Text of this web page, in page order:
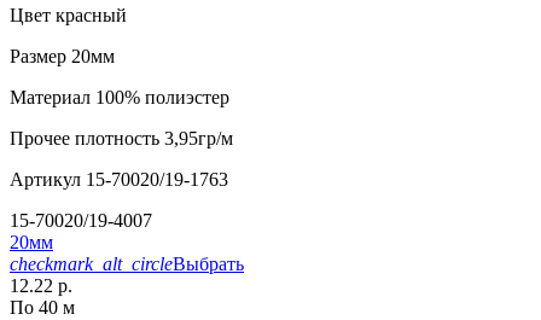
Цвет красный
Размер 20мм
Материал 100% полиэстер
Прочее плотность 3,95гр/м
Артикул 15-70020/19-1763
15-70020/19-4007
20мм
checkmark_alt_circleВыбрать
12.22 р.
По 40 м